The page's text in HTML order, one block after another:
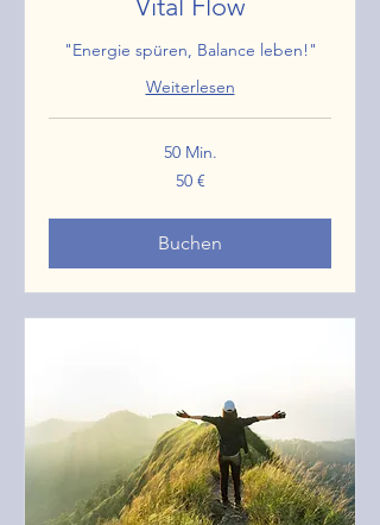
"Energie spüren, Balance leben!"
Weiterlesen
50 Min.
50 €
Buchen